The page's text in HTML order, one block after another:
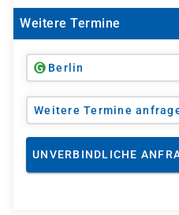
Weitere Termine
Berlin
Weitere Termine
UNVERBINDLICHE